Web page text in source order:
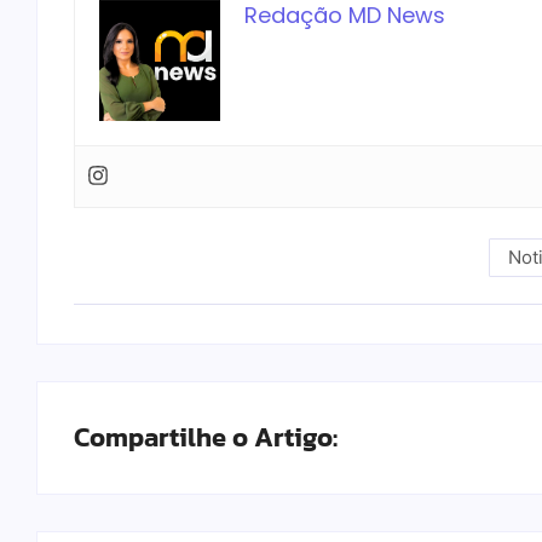
Redação MD News
Compartilhe o Artigo: